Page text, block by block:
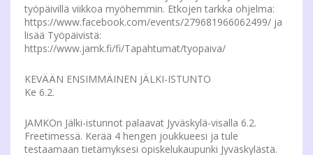
työpäivillä viikkoa myöhemmin. Etkojen tarkka ohjelma:
https://www.facebook.com/events/279681966062499/ ja
lisää Työpäivistä:
https://www.jamk.fi/fi/Tapahtumat/tyopaiva/
KEVÄÄN ENSIMMÄINEN JÄLKI-ISTUNTO
Ke 6.2.
JAMKOn Jälki-istunnot palaavat Jyväskylä-visalla 6.2.
Freetimessä. Kerää 4 hengen joukkueesi ja tule
testaamaan tietämyksesi opiskelukaupunki Jyväskylästä.